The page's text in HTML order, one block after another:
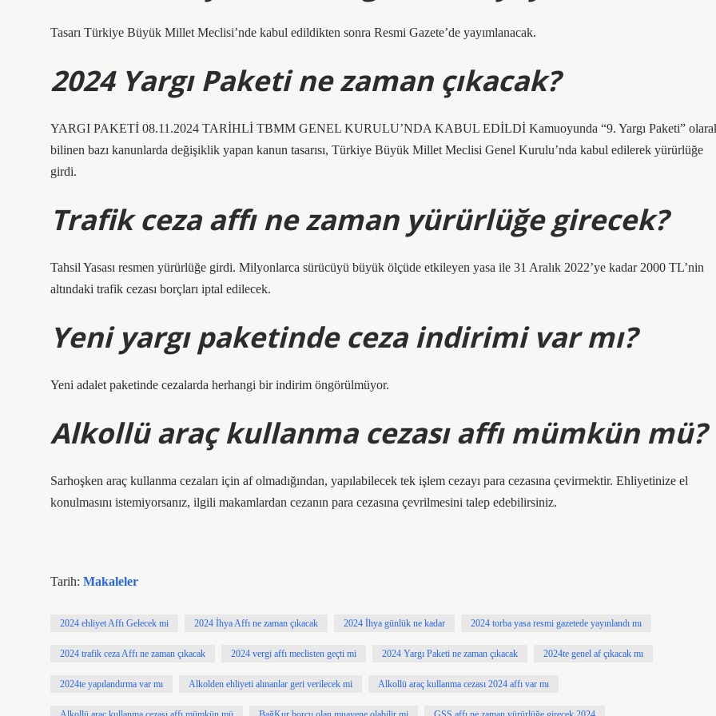
Tasarı Türkiye Büyük Millet Meclisi’nde kabul edildikten sonra Resmi Gazete’de yayımlanacak.
2024 Yargı Paketi ne zaman çıkacak?
YARGI PAKETİ 08.11.2024 TARİHLİ TBMM GENEL KURULU’NDA KABUL EDİLDİ Kamuoyunda “9. Yargı Paketi”
bilinen bazı kanunlarda değişiklik yapan kanun tasarısı, Türkiye Büyük Millet Meclisi Genel Kurulu’nda kabul edilerek yürürlüğe
girdi.
Trafik ceza affı ne zaman yürürlüğe girecek?
Tahsil Yasası resmen yürürlüğe girdi. Milyonlarca sürücüyü büyük ölçüde etkileyen yasa ile 31 Aralık 2022’ye kadar 2000 TL’nin
altındaki trafik cezası borçları iptal edilecek.
Yeni yargı paketinde ceza indirimi var mı?
Yeni adalet paketinde cezalarda herhangi bir indirim öngörülmüyor.
Alkollü araç kullanma cezası affı mümkün mü?
Sarhoşken araç kullanma cezaları için af olmadığından, yapılabilecek tek işlem cezayı para cezasına çevirmektir. Ehliyetinize el
konulmasını istemiyorsanız, ilgili makamlardan cezanın para cezasına çevrilmesini talep edebilirsiniz.
Tarih: Makaleler
2024 ehliyet Affı Gelecek mi 2024 İhya Affı ne zaman çıkacak 2024 İhya günlük ne kadar 2024 torba yasa resmi gazetede yayınlandı mı
2024 trafik ceza Affı ne zaman çıkacak 2024 vergi affı meclisten geçti mi 2024 Yargı Paketi ne zaman çıkacak 2024te genel af çıkacak mı
2024te yapılandırma var mı Alkolden ehliyeti alınanlar geri verilecek mi Alkollü araç kullanma cezası 2024 affı var mı